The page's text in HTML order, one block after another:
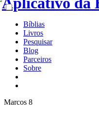
Bíblias
Livros
Pesquisar
Blog
Parceiros
Sobre
Marcos 8